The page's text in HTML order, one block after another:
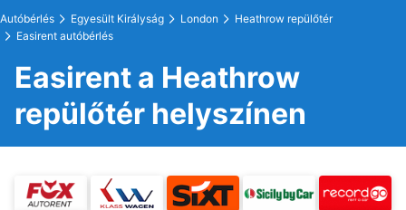
Autóbérlés Egyesült Királyság London
Heathrow repülőtér
Easirent autóbérlés
Easirent a Heathrow
repülőtér helyszínen